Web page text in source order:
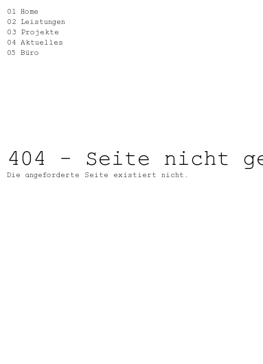
Home
Leistungen
Projekte
Aktuelles
Büro
404 - Seite nicht
Die angeforderte Seite existiert nicht.